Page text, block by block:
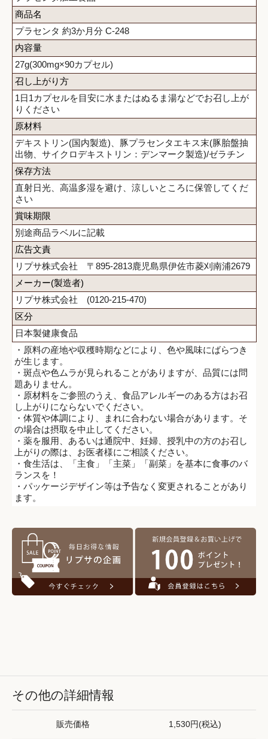
商品名
プラセンタ 約3か月分 C-248
内容量
27g(300mg×90カプセル)
召し上がり方
1日1カプセルを目安に水またはぬるま湯などでお召し上が
りください
原材料
デキストリン(国内製造)、豚プラセンタエキス末(豚胎盤抽
出物、サイクロデキストリン：デンマーク製造)/ゼラチン
保存方法
直射日光、高温多湿を避け、涼しいところに保管してくだ
さい
賞味期限
別途商品ラベルに記載
広告文責
リプサ株式会社 〒895-2813鹿児島県伊佐市菱刈南浦2679
メーカー(製造者)
リプサ株式会社 (0120-215-470)
区分
日本製健康食品
・原料の産地や収穫時期などにより、色や風味にばらつき
が生じます。
・斑点や色ムラが見られることがありますが、品質には問
題ありません。
・原材料をご参照のうえ、食品アレルギーのある方はお召
し上がりにならないでください。
・体質や体調により、まれに合わない場合があります。そ
の場合は摂取を中止してください。
・薬を服用、あるいは通院中、妊婦、授乳中の方のお召し
上がりの際は、お医者様にご相談ください。
・食生活は、「主食」「主菜」「副菜」を基本に食事のバ
ランスを！
・パッケージデザイン等は予告なく変更されることがあり
ます。
その他の詳細情報
販売価格 1,530円(税込)